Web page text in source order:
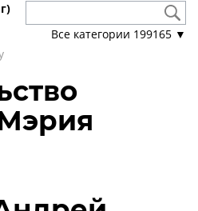
Все категории 199165 ▼